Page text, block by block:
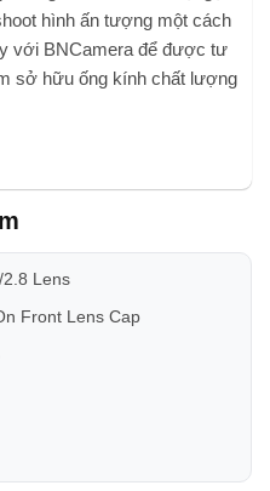
hình ấn tượng một cách
với BNCamera để được tư
sở hữu ống kính chất lượng
Lens
Front Lens Cap